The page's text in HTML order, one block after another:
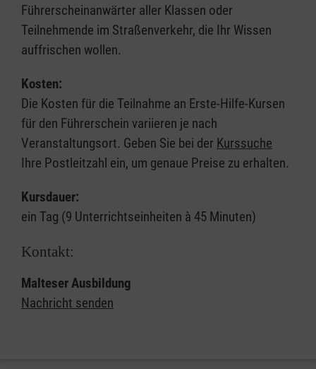
Führerscheinanwärter aller Klassen oder
Teilnehmende im Straßenverkehr, die Ihr Wissen
auffrischen wollen.
Kosten:
Die Kosten für die Teilnahme an Erste-Hilfe-Kursen
für den Führerschein variieren je nach
Veranstaltungsort. Geben Sie bei der Kurssuche
Ihre Postleitzahl ein, um genaue Preise zu erhalten.
Kursdauer:
ein Tag (9 Unterrichtseinheiten à 45 Minuten)
Kontakt:
Malteser Ausbildung
Nachricht senden